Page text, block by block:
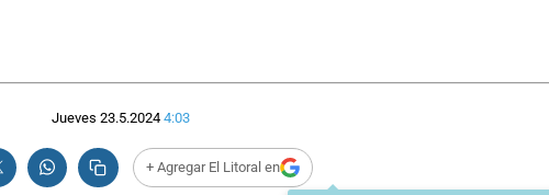
Jueves 23.5.2024 4:03
+ Agregar El Litoral en